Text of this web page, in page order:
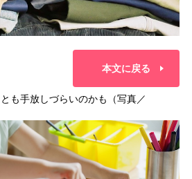
本文に戻る
も手放しづらいのかも（写真／